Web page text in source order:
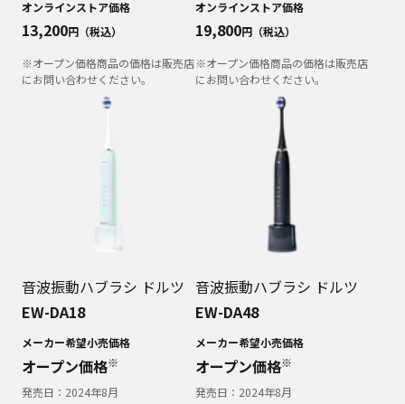
オンラインストア価格
13,200円（税込）
※オープン価格商品の価格は販売店
にお問い合わせください。
オンラインストア価格
19,800円（税込）
※オープン価格商品の価格は販売店
にお問い合わせください。
音波振動ハブラシ ドルツ
EW-DA18
メーカー希望小売価格
オープン価格※
発売日： 2024年8月
音波振動ハブラシ ドルツ
EW-DA48
メーカー希望小売価格
オープン価格※
発売日： 2024年8月